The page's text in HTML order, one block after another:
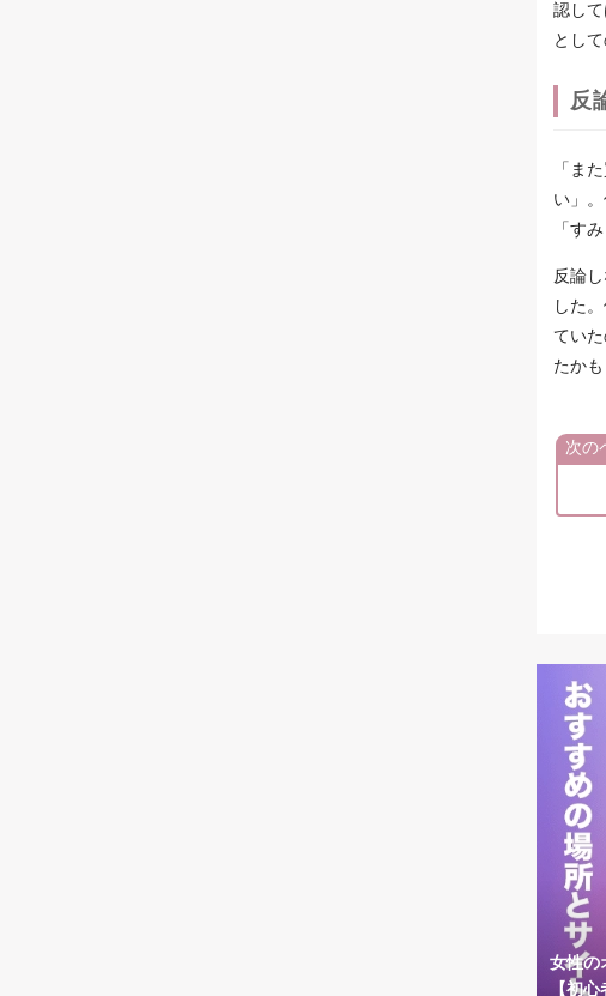
認し
とし
反
「ま
い」
「す
反論
した
てい
たか
次の
女性の
【初